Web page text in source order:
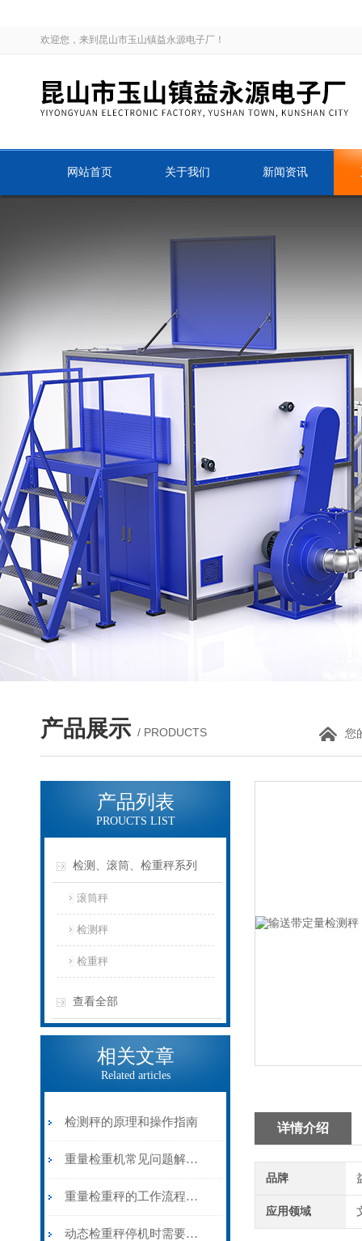
欢迎您，来到昆山市玉山镇益永源电子厂！
网站首页 关于我们 新闻资讯
产品展示 / PRODUCTS 您
产品列表
PROUCTS LIST
检测、滚筒、检重秤系列
滚筒秤
检测秤
检重秤
查看全部
相关文章
Related articles
检测秤的原理和操作指南
重量检重机常见问题解决办法
重量检重秤的工作流程是什么？
动态检重秤停机时需要检查的方面有哪些？
详情介绍
品牌
应用领域